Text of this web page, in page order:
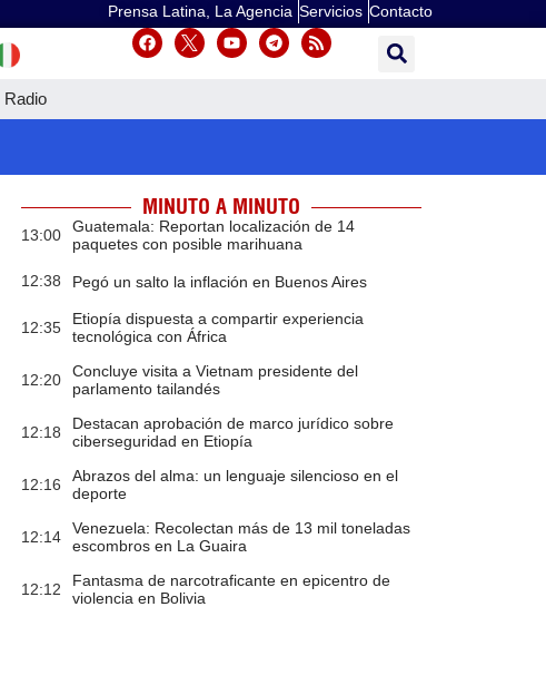
Prensa Latina, La Agencia Servicios Contacto
Radio
MINUTO A MINUTO
13:00
Guatemala: Reportan localización de 14
paquetes con posible marihuana
12:38 Pegó un salto la inflación en Buenos Aires
12:35
Etiopía dispuesta a compartir experiencia
tecnológica con África
12:20
Concluye visita a Vietnam presidente del
parlamento tailandés
12:18
Destacan aprobación de marco jurídico sobre
ciberseguridad en Etiopía
12:16
Abrazos del alma: un lenguaje silencioso en el
deporte
12:14
Venezuela: Recolectan más de 13 mil toneladas
escombros en La Guaira
12:12
Fantasma de narcotraficante en epicentro de
violencia en Bolivia